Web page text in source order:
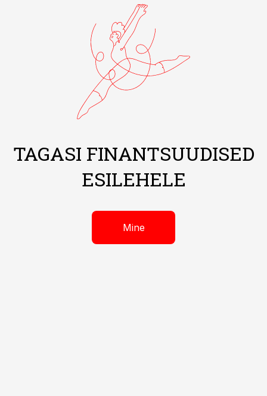
TAGASI FINANTSUUDISED
ESILEHELE
Mine